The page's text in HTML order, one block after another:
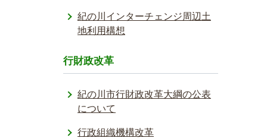
紀の川インターチェンジ周辺土
地利用構想
行財政改革
紀の川市行財政改革大綱の公表
について
行政組織機構改革